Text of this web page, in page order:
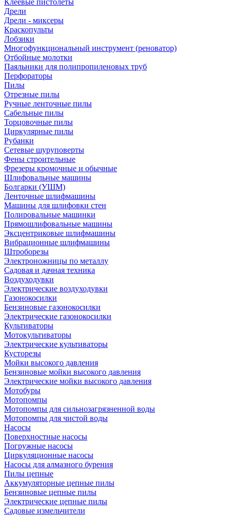
Клеевые пистолеты
Дрели
Дрели - миксеры
Краскопульты
Лобзики
Многофункциональный инструмент (реноватор)
Отбойные молотки
Паяльники для полипропиленовых труб
Перфораторы
Пилы
Отрезные пилы
Ручные ленточные пилы
Сабельные пилы
Торцовочные пилы
Циркулярные пилы
Рубанки
Сетевые шуруповерты
Фены строительные
Фрезеры кромочные и обычные
Шлифовальные машины
Болгарки (УШМ)
Ленточные шлифмашины
Машины для шлифовки стен
Полировальные машинки
Прямошлифовальные машины
Эксцентриковые шлифмашины
Вибрационные шлифмашины
Штроборезы
Электроножницы по металлу
Садовая и дачная техника
Воздуходувки
Электрические воздуходувки
Газонокосилки
Бензиновые газонокосилки
Электрические газонокосилки
Культиваторы
Мотокультиваторы
Электрические культиваторы
Кусторезы
Мойки высокого давления
Бензиновые мойки высокого давления
Электрические мойки высокого давления
Мотобуры
Мотопомпы
Мотопомпы для сильнозагрязненной воды
Мотопомпы для чистой воды
Насосы
Поверхностные насосы
Погружные насосы
Циркуляционные насосы
Насосы для алмазного бурения
Пилы цепные
Аккумуляторные цепные пилы
Бензиновые цепные пилы
Электрические цепные пилы
Садовые измельчители